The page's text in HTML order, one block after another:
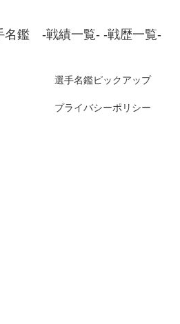
名鑑 -戦績一覧- -戦歴一覧-
選手名鑑ピックアップ
プライバシーポリシー